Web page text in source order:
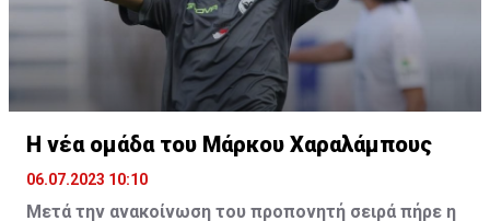
Η νέα ομάδα του Μάρκου Χαραλάμπους
06.07.2023 10:10
Μετά την ανακοίνωση του προπονητή σειρά πήρε η